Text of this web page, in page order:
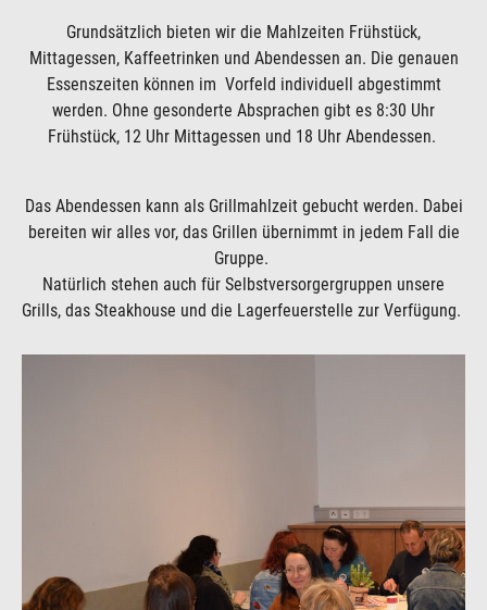
Grundsätzlich bieten wir die Mahlzeiten Frühstück,
Mittagessen, Kaffeetrinken und Abendessen an. Die genauen
Essenszeiten können im Vorfeld individuell abgestimmt
werden. Ohne gesonderte Absprachen gibt es 8:30 Uhr
Frühstück, 12 Uhr Mittagessen und 18 Uhr Abendessen.
Das Abendessen kann als Grillmahlzeit gebucht werden. Dabei
bereiten wir alles vor, das Grillen übernimmt in jedem Fall die
Gruppe.
Natürlich stehen auch für Selbstversorgergruppen unsere
Grills, das Steakhouse und die Lagerfeuerstelle zur Verfügung.